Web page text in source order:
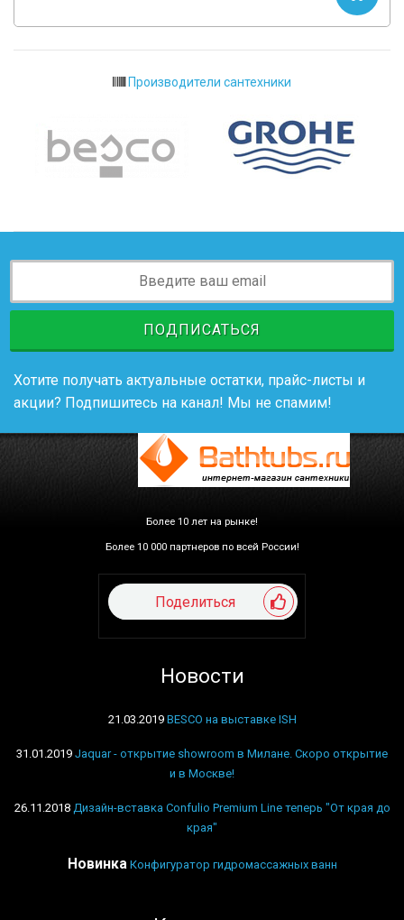
Производители сантехники
ПОДПИСАТЬСЯ
Хотите получать актуальные остатки, прайс-листы и
акции? Подпишитесь на канал! Мы не спамим!
Более 10 лет на рынке!
Более 10 000 партнеров по всей России!
Поделиться
Новости
21.03.2019 BESCO на выставке ISH
31.01.2019 Jaquar - открытие showroom в Милане. Скоро открытие
и в Москве!
26.11.2018 Дизайн-вставка Confulio Premium Line теперь "От края до
края"
Новинка Конфигуратор гидромассажных ванн